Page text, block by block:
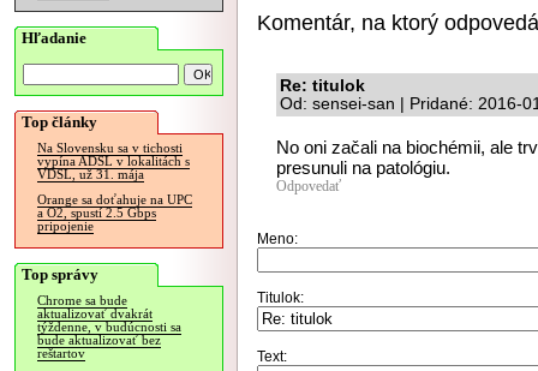
Hľadanie
Top články
Na Slovensku sa v tichosti
vypína ADSL v lokalitách s
VDSL, už 31. mája
Orange sa doťahuje na UPC
a O2, spustí 2.5 Gbps
pripojenie
Top správy
Chrome sa bude
aktualizovať dvakrát
týždenne, v budúcnosti sa
bude aktualizovať bez
reštartov
Komentár, na ktorý
Re: titulok
Od: sensei-san | Pridané: 2016-
No oni začali na biochémii, ale
presunuli na patológiu.
Odpovedať
Meno:
Titulok:
Text: